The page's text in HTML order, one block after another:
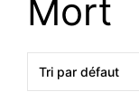
Mort